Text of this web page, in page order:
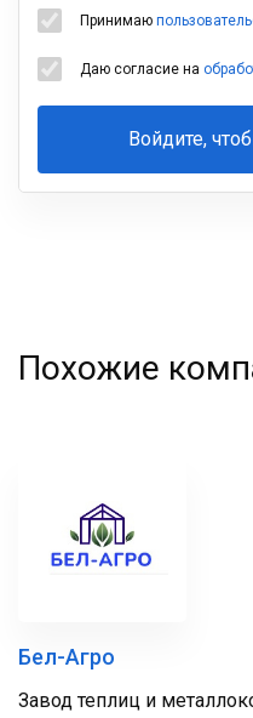
Принимаю
Даю согласие на
Войдите,
Ваша
Похожие
Бел-Агро
Завод теплиц и